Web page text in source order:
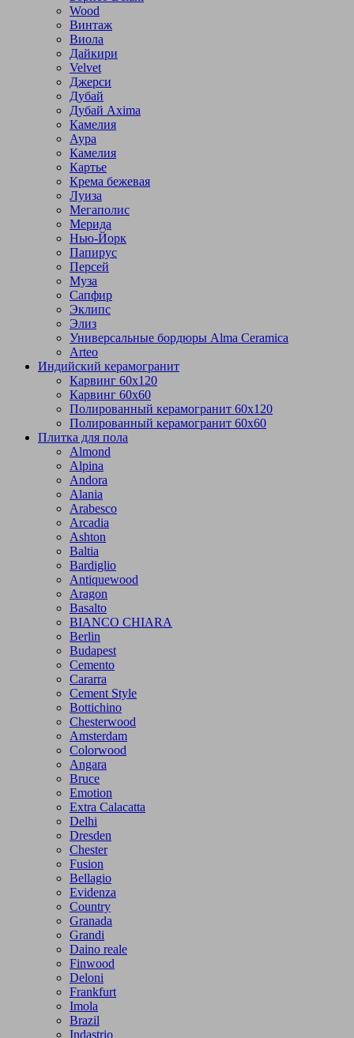
Wood
Винтаж
Виола
Дайкири
Velvet
Джерси
Дубай
Дубай Axima
Камелия
Аура
Камелия
Картье
Крема бежевая
Луиза
Мегаполис
Мерида
Нью-Йорк
Папирус
Персей
Муза
Сапфир
Эклипс
Элиз
Универсальные бордюры Alma Ceramica
Arteo
Индийский керамогранит
Карвинг 60х120
Карвинг 60х60
Полированный керамогранит 60х120
Полированный керамогранит 60х60
Плитка для пола
Almond
Alpina
Andora
Alania
Arabesco
Arcadia
Ashton
Baltia
Bardiglio
Antiquewood
Aragon
Basalto
BIANCO CHIARA
Berlin
Budapest
Cemento
Cararra
Cement Style
Bottichino
Chesterwood
Amsterdam
Colorwood
Angara
Bruce
Emotion
Extra Calacatta
Delhi
Dresden
Chester
Fusion
Bellagio
Evidenza
Country
Granada
Grandi
Daino reale
Finwood
Deloni
Frankfurt
Imola
Brazil
Indastrio